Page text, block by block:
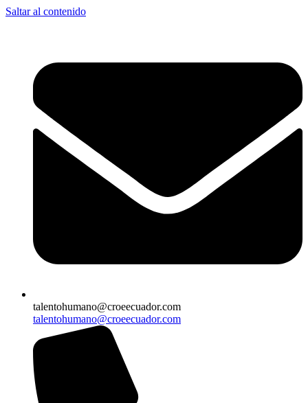
Saltar al contenido
talentohumano@croeecuador.com
talentohumano@croeecuador.com